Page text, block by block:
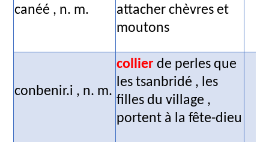
canéé , n. m.
attacher chèvres et
moutons
conbenir.i , n. m.
collier de perles que
les tsanbridé , les
filles du village ,
portent à la fête-dieu